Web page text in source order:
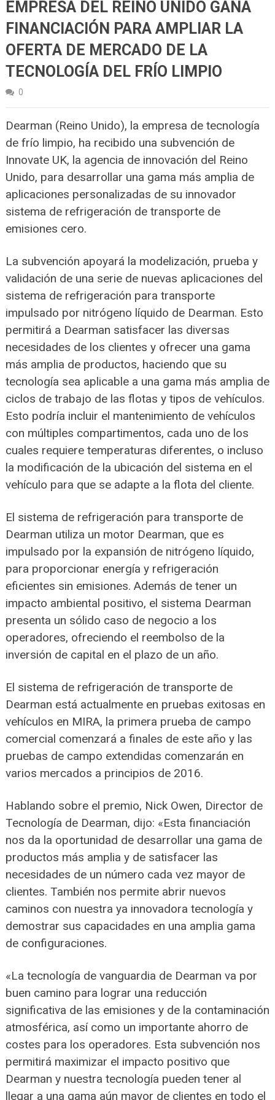
EMPRESA DEL REINO UNIDO GANA
FINANCIACIÓN PARA AMPLIAR LA
OFERTA DE MERCADO DE LA
TECNOLOGÍA DEL FRÍO LIMPIO
0
Dearman (Reino Unido), la empresa de tecnología
de frío limpio, ha recibido una subvención de
Innovate UK, la agencia de innovación del Reino
Unido, para desarrollar una gama más amplia de
aplicaciones personalizadas de su innovador
sistema de refrigeración de transporte de
emisiones cero.
La subvención apoyará la modelización, prueba y
validación de una serie de nuevas aplicaciones del
sistema de refrigeración para transporte
impulsado por nitrógeno líquido de Dearman. Esto
permitirá a Dearman satisfacer las diversas
necesidades de los clientes y ofrecer una gama
más amplia de productos, haciendo que su
tecnología sea aplicable a una gama más amplia de
ciclos de trabajo de las flotas y tipos de vehículos.
Esto podría incluir el mantenimiento de vehículos
con múltiples compartimentos, cada uno de los
cuales requiere temperaturas diferentes, o incluso
la modificación de la ubicación del sistema en el
vehículo para que se adapte a la flota del cliente.
El sistema de refrigeración para transporte de
Dearman utiliza un motor Dearman, que es
impulsado por la expansión de nitrógeno líquido,
para proporcionar energía y refrigeración
eficientes sin emisiones. Además de tener un
impacto ambiental positivo, el sistema Dearman
presenta un sólido caso de negocio a los
operadores, ofreciendo el reembolso de la
inversión de capital en el plazo de un año.
El sistema de refrigeración de transporte de
Dearman está actualmente en pruebas exitosas en
vehículos en MIRA, la primera prueba de campo
comercial comenzará a finales de este año y las
pruebas de campo extendidas comenzarán en
varios mercados a principios de 2016.
Hablando sobre el premio, Nick Owen, Director de
Tecnología de Dearman, dijo: «Esta financiación
nos da la oportunidad de desarrollar una gama de
productos más amplia y de satisfacer las
necesidades de un número cada vez mayor de
clientes. También nos permite abrir nuevos
caminos con nuestra ya innovadora tecnología y
demostrar sus capacidades en una amplia gama
de configuraciones.
«La tecnología de vanguardia de Dearman va por
buen camino para lograr una reducción
significativa de las emisiones y de la contaminación
atmosférica, así como un importante ahorro de
costes para los operadores. Esta subvención nos
permitirá maximizar el impacto positivo que
Dearman y nuestra tecnología pueden tener al
llegar a una gama aún mayor de clientes en todo el